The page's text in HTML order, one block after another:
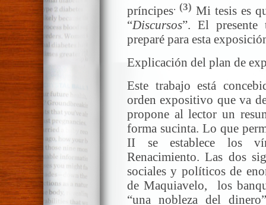
príncipes.(3) Mi tesis es
“Discursos”. El presente
preparé para esta
Explicación del plan de
Este trabajo está
orden expositivo que va
propone al lector un
forma sucinta. Lo que
II se establece los
Renacimiento. Las dos
sociales y políticos de
de Maquiavelo, los
“una nobleza del